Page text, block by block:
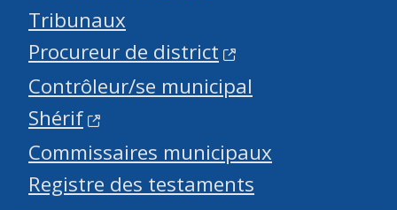
Tribunaux
Procureur de district
Contrôleur/se municipal
Shérif
Commissaires municipaux
Registre des testaments